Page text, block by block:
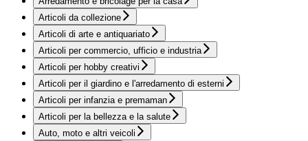
Articoli da collezione
Articoli di arte e antiquariato
Articoli per commercio, ufficio e industria
Articoli per hobby creativi
Articoli per il giardino e l'arredamento di esterni
Articoli per infanzia e premaman
Articoli per la bellezza e la salute
Auto, moto e altri veicoli